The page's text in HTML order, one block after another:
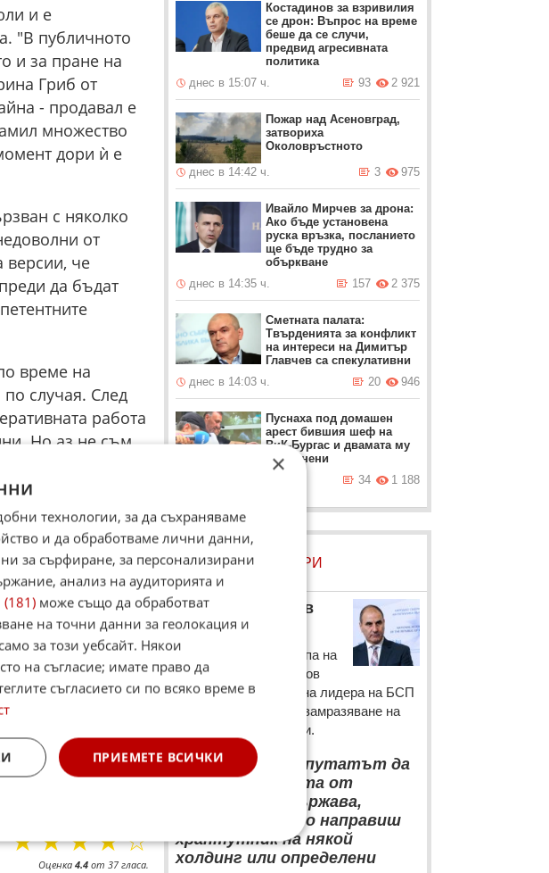
и е
"В публичното
и за пране на
Гриб от
- продавал е
множество
дори ѝ е
с няколко
от
версии, че
да бъдат
време на
случая. След
работа
Но аз не съм
че
от
виждаме днес, е
сили през
депутатът.
прокуратура от
район. "В
- 93 на брой,
за
по случая",
☆
☆
☆
☆
☆
Оценка 4.4от 37гласа.
Костадинов за взривилия
се дрон: Въпрос на време
беше да се случи,
предвид агресивната
политика
днес в 15:07 ч.
2 921
93
Пожар над Асеновград,
затвориха
Околовръстното
днес в 14:42 ч.
975
3
Ивайло Мирчев за дрона:
Ако бъде установена
руска връзка, посланието
ще бъде трудно за
объркване
днес в 14:35 ч.
2 375
157
Сметната палата:
Твърденията за конфликт
на интереси на Димитър
Главчев са спекулативни
днес в 14:03 ч.
946
20
Пуснаха под домашен
арест бившия шеф на
ВиК-Бургас и двамата му
подчинени
1 188
34
ЛОВЦИ НА БИСЕРИ
Цветан Цветанов
Председателят на
парламентарната група на
ГЕРБ Цветан Цветанов
коментира искането на лидера на БСП
Корнелия Нинова за замразяване на
депутатските заплати.
“ По-добре е депутатът да
получава заплата от
българската държава,
отколкото да го направиш
хрантутник на някой
холдинг или определени
×
технологии, за да съхраняваме
и да обработваме лични данни,
за сърфиране, за персонализирани
анализ на аудиторията и
(181) може също да обработват
на точни данни за геолокация и
за този уебсайт. Някои
на съгласие; имате право да
съгласието си по всяко време в
ПРИЕМЕТЕ ВСИЧКИ